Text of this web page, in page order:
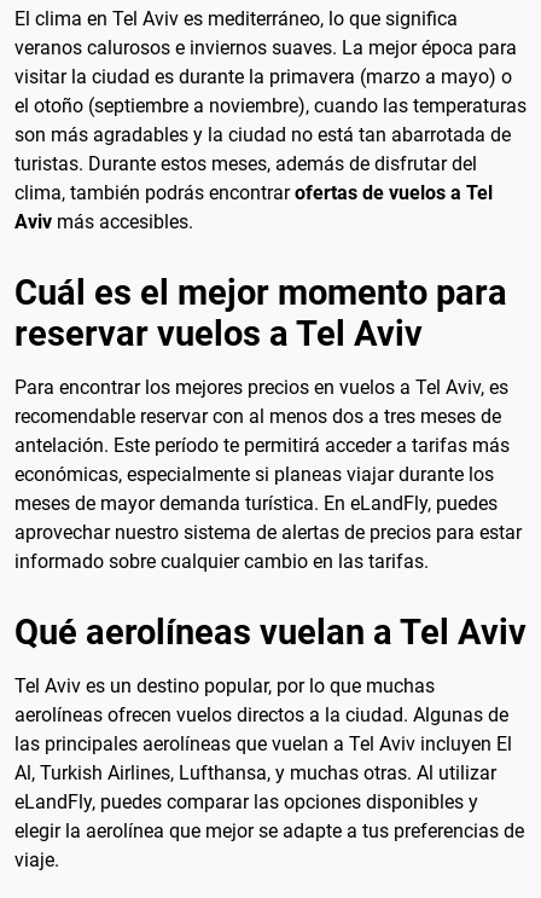
El clima en Tel Aviv es mediterráneo, lo que significa
veranos calurosos e inviernos suaves. La mejor época para
visitar la ciudad es durante la primavera (marzo a mayo) o
el otoño (septiembre a noviembre), cuando las temperaturas
son más agradables y la ciudad no está tan abarrotada de
turistas. Durante estos meses, además de disfrutar del
clima, también podrás encontrarofertas de vuelos a Tel
Aviv más accesibles.
Cuál es el mejor momento para
reservar vuelos a Tel Aviv
Para encontrar los mejores precios en vuelos a Tel Aviv, es
recomendable reservar con al menos dos a tres meses de
antelación. Este período te permitirá acceder a tarifas más
económicas, especialmente si planeas viajar durante los
meses de mayor demanda turística. En eLandFly, puedes
aprovechar nuestro sistema de alertas de precios para estar
informado sobre cualquier cambio en las tarifas.
Qué aerolíneas vuelan a Tel Aviv
Tel Aviv es un destino popular, por lo que muchas
aerolíneas ofrecen vuelos directos a la ciudad. Algunas de
las principales aerolíneas que vuelan a Tel Aviv incluyen El
Al, Turkish Airlines, Lufthansa, y muchas otras. Al utilizar
eLandFly, puedes comparar las opciones disponibles y
elegir la aerolínea que mejor se adapte a tus preferencias de
viaje.